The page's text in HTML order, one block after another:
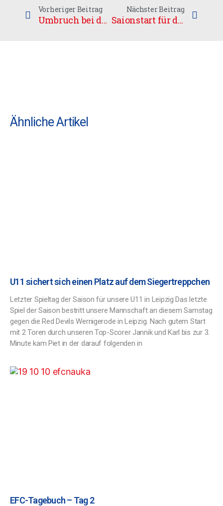
Vorheriger Beitrag
Umbruch bei den UHC-Damen
Nächster Beitrag
Saionstart für die Damen gegen Wernigerode
Ähnliche Artikel
U11 sichert sich einen Platz auf dem Siegertreppchen
Letzter Spieltag der Saison für unsere U11 in Leipzig Das letzte
Spiel der Saison bestritt unsere Mannschaft an diesem Samstag
gegen die Red Devils Wernigerode in Leipzig. Nach gutem Start
mit 2 Toren durch unseren Top-Scorer Jannik und Karl bis zur 3.
Minute kam Piet in der darauf folgenden in
EFC-Tagebuch – Tag 2